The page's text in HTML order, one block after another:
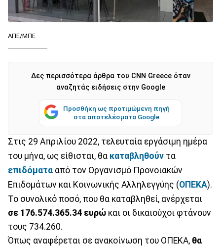
ΑΠΕ/ΜΠΕ
Δες περισσότερα άρθρα του CNN Greece όταν
αναζητάς ειδήσεις στην Google
Προσθήκη ως προτιμώμενη πηγή
στα αποτελέσματα Google
Στις 29 Απριλίου 2022, τελευταία εργάσιμη ημέρα
του μήνα, ως είθισται, θα καταβληθούν τα
επιδόματα από τον Οργανισμό Προνοιακών
Επιδομάτων και Κοινωνικής Αλληλεγγύης (ΟΠΕΚΑ).
Το συνολικό ποσό, που θα καταβληθεί, ανέρχεται
σε 176.574.365.34 ευρώ και οι δικαιούχοι φτάνουν
τους 734.260.
Όπως αναφέρεται σε ανακοίνωση του ΟΠΕΚΑ, θα